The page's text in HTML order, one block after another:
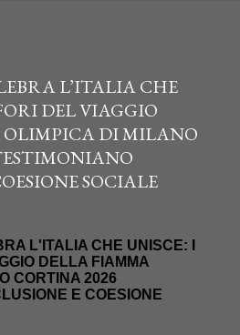
L’ITALIA CHE
DEL VIAGGIO
DI MILANO
SOCIALE
L'ITALIA CHE UNISCE: I
DELLA FIAMMA
CORTINA 2026
E COESIONE